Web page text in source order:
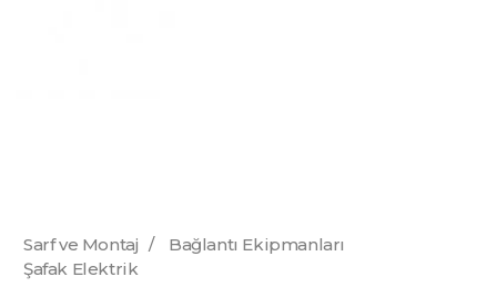
Sarf ve Montaj /
Bağlantı Ekipmanları
Şafak Elektrik